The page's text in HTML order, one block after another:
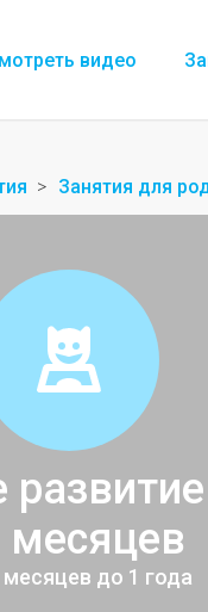
видео
Занятия для
месяцев
месяцев до 1 года